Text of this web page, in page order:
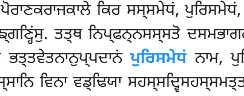
ਕਿਰ ਸਸ੍ਸਮੇਧਂ,
ਤਤ੍ਥ ਨਿਪ੍ਫਨ੍ਨਸਸ੍ਸਤੋ
ਭਤ੍ਤਵੇਤਨਾਨੁਪ੍ਪਦਾਨਂਪੁਰਿਸਮੇਧਂਨਾਮ,
ਵਿਨਾ ਵਡ੍ਢਿਯਾ